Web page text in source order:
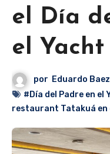
el Día
el Yacht
por Eduardo
#Día del Padre en el
restaurant Tatakuá en